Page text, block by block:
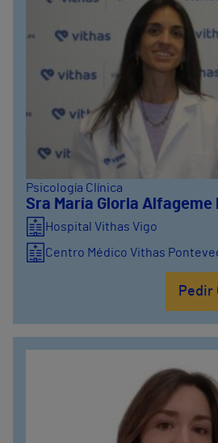
Psicología Clínica
Sra María Gloria
Hospital Vithas Vigo
Centro Médico Vithas
Pedir